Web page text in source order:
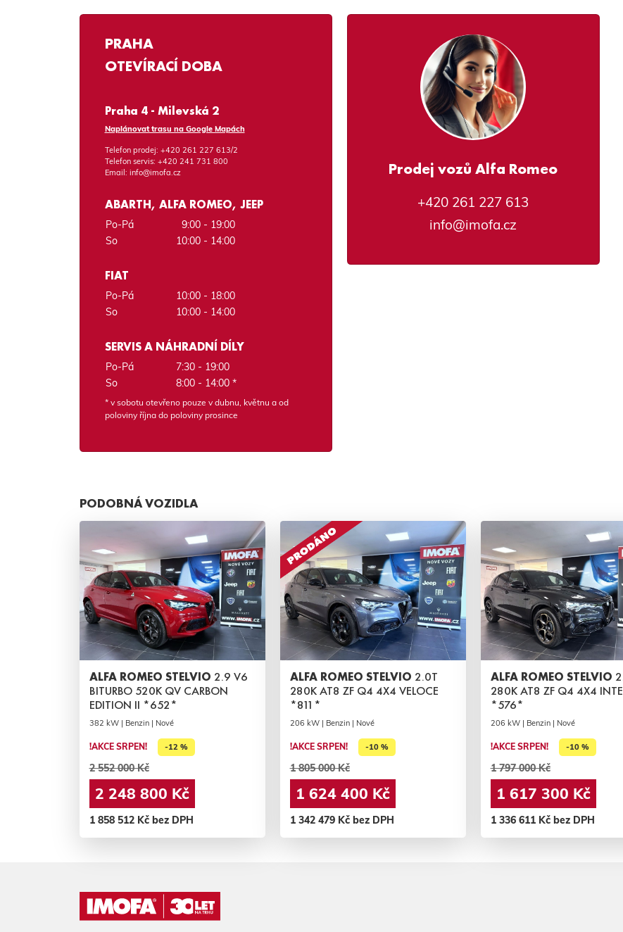
PRAHA
OTEVÍRACÍ DOBA
Praha 4 - Milevská 2
Naplánovat trasu na Google Mapách
Telefon prodej: +420 261 227 613/2
Telefon servis: +420 241 731 800
Email: info@imofa.cz
ABARTH, ALFA ROMEO, JEEP
Po-Pá
9:00 - 19:00
So
10:00 - 14:00
FIAT
Po-Pá
10:00 - 18:00
So
10:00 - 14:00
SERVIS A NÁHRADNÍ DÍLY
Po-Pá
7:30 - 19:00
So
8:00 - 14:00 *
* v sobotu otevřeno pouze v dubnu, květnu a od
poloviny října do poloviny prosince
Prodej vozů Alfa Romeo
+420 261 227 613
info@imofa.cz
PODOBNÁ VOZIDLA
ALFA ROMEO STELVIO 2.9 V6
BITURBO 520K QV CARBON
EDITION II *652*
382 kW | Benzin | Nové
!AKCE SRPEN! -12 %
2 552 000 Kč
2 248 800 Kč
1 858 512 Kč bez DPH
ALFA ROMEO STELVIO 2.0T
280K AT8 ZF Q4 4X4 VELOCE
*811*
206 kW | Benzin | Nové
!AKCE SRPEN! -10 %
1 805 000 Kč
1 624 400 Kč
1 342 479 Kč bez DPH
ALFA ROMEO STELVIO
280K AT8 ZF Q4 4X4
*576*
206 kW | Benzin | Nové
!AKCE SRPEN! -10 %
1 797 000 Kč
1 617 300 Kč
1 336 611 Kč bez DPH